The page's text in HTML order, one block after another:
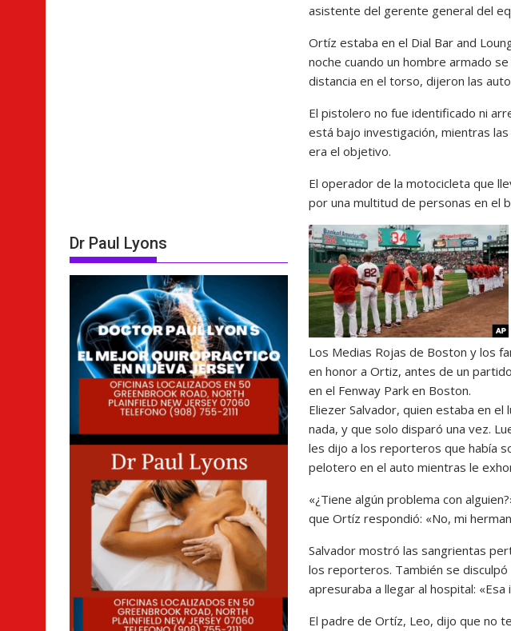
asistente del gerente general del
Ortíz estaba en el Dial Bar and
noche cuando un hombre armado
distancia en el torso, dijeron las
El pistolero no fue identificado ni
está bajo investigación, mientras
era el objetivo.
El operador de la motocicleta que
por una multitud de personas en el
Los Medias Rojas de Boston y los
en honor a Ortiz, antes de un
en el Fenway Park en Boston.
Eliezer Salvador, quien estaba en
nada, y que solo disparó una vez.
les dijo a los reporteros que había
pelotero en el auto mientras le
«¿Tiene algún problema con
que Ortíz respondió: «No, mi
Salvador mostró las sangrientas
los reporteros. También se
apresuraba a llegar al hospital:
El padre de Ortíz, Leo, dijo que no
Dr Paul Lyons